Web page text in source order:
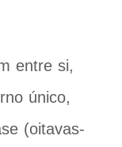
entre si,
único,
(oitavas-